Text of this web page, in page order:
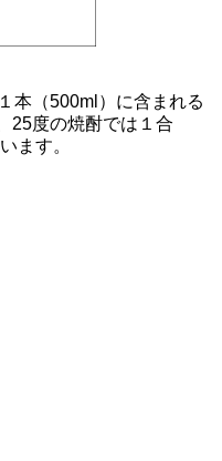
本（500ml）に含まれる
25度の焼酎では１合
ます。